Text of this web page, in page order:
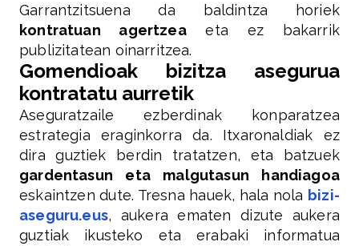
Garrantzitsuena da baldintza horiek
kontratuan agertzeaeta ez bakarrik
publizitatean oinarritzea.
Gomendioak bizitza asegurua
kontratatu aurretik
Aseguratzaile ezberdinak konparatzea
estrategia eraginkorra da. Itxaronaldiak ez
dira guztiek berdin tratatzen, eta batzuek
gardentasun eta malgutasun handiagoa
eskaintzen dute. Tresna hauek, hala nola bizi-
aseguru.eus, aukera ematen dizute aukera
guztiak ikusteko eta erabaki informatua